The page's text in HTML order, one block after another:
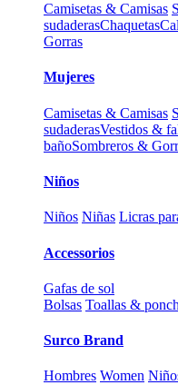
Camisetas & Camisas
sudaderasChaquetas
Gorras
Mujeres
Camisetas & Camisas
sudaderasVestidos &
bañoSombreros &
Niños
Niños Niñas Licras
Accessorios
Gafas de sol
Bolsas Toallas &
Surco Brand
Hombres Women